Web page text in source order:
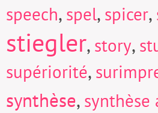
speech, spel, spicer,
stiegler, story,
supériorité,
synthèse,